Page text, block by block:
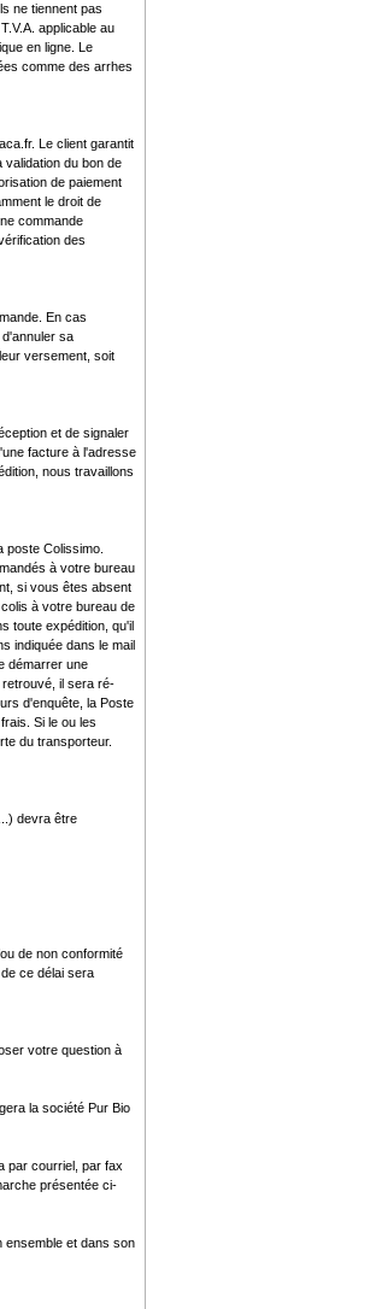
ne tiennent pas
applicable au
en ligne. Le
comme des arrhes
Le client garantit
validation du bon de
de paiement
le droit de
commande
des
En cas
sa
versement, soit
et de signaler
facture à l'adresse
nous travaillons
Colissimo.
à votre bureau
si vous êtes absent
à votre bureau de
toute expédition, qu'il
indiquée dans le mail
démarrer une
retrouvé, il sera ré-
d'enquête, la Poste
Si le ou les
du transporteur.
devra être
de non conformité
ce délai sera
votre question à
la société Pur Bio
par courriel, par fax
présentée ci-
ensemble et dans son